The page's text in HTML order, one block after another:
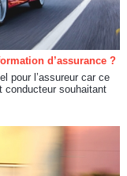
d’assurance ?
pour l’assureur car ce
conducteur souhaitant